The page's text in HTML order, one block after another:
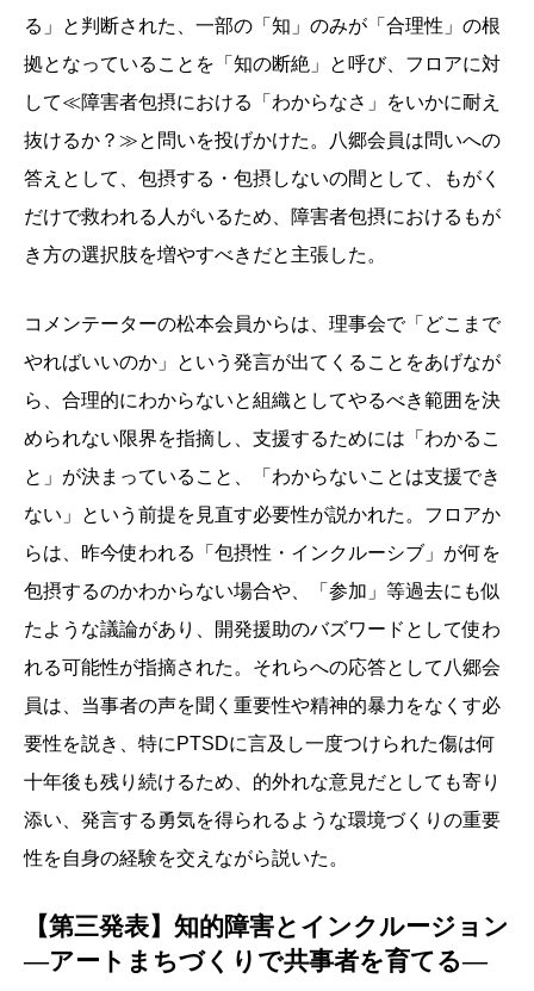
る」と判断された、一部の「知」のみが「合理性」の根
拠となっていることを「知の断絶」と呼び、フロアに対
して≪障害者包摂における「わからなさ」をいかに耐え
抜けるか？≫と問いを投げかけた。八郷会員は問いへの
答えとして、包摂する・包摂しないの間として、もがく
だけで救われる人がいるため、障害者包摂におけるもが
き方の選択肢を増やすべきだと主張した。
コメンテーターの松本会員からは、理事会で「どこまで
やればいいのか」という発言が出てくることをあげなが
ら、合理的にわからないと組織としてやるべき範囲を決
められない限界を指摘し、支援するためには「わかるこ
と」が決まっていること、「わからないことは支援でき
ない」という前提を見直す必要性が説かれた。フロアか
らは、昨今使われる「包摂性・インクルーシブ」が何を
包摂するのかわからない場合や、「参加」等過去にも似
たような議論があり、開発援助のバズワードとして使わ
れる可能性が指摘された。それらへの応答として八郷会
員は、当事者の声を聞く重要性や精神的暴力をなくす必
要性を説き、特にPTSDに言及し一度つけられた傷は何
十年後も残り続けるため、的外れな意見だとしても寄り
添い、発言する勇気を得られるような環境づくりの重要
性を自身の経験を交えながら説いた。
【第三発表】知的障害とインクルージョン
―アートまちづくりで共事者を育てる―